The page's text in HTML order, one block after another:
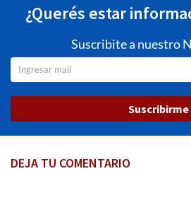
¿Querés estar
Suscribite a nuestro
Suscribirme
DEJA TU COMENTARIO